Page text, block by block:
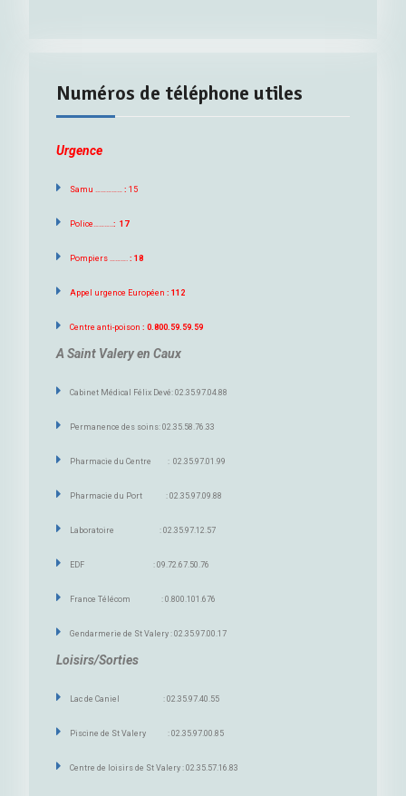
Numéros de téléphone utiles
Urgence
Samu …………… : 15
Police……….. : 17
Pompiers ………. : 18
Appel urgence Européen : 112
Centre anti-poison : 0.800.59.59.59
A Saint Valery en Caux
Cabinet Médical Félix Devé: 02.35.97.04.88
Permanence des soins: 02.35.58.76.33
Pharmacie du Centre : 02.35.97.01.99
Pharmacie du Port : 02.35.97.09.88
Laboratoire : 02.35.97.12.57
EDF : 09.72.67.50.76
France Télécom : 0.800.101.676
Gendarmerie de St Valery : 02.35.97.00.17
Loisirs/Sorties
Lac de Caniel : 02.35.97.40.55
Piscine de St Valery : 02.35.97.00.85
Centre de loisirs de St Valery : 02.35.57.16.83